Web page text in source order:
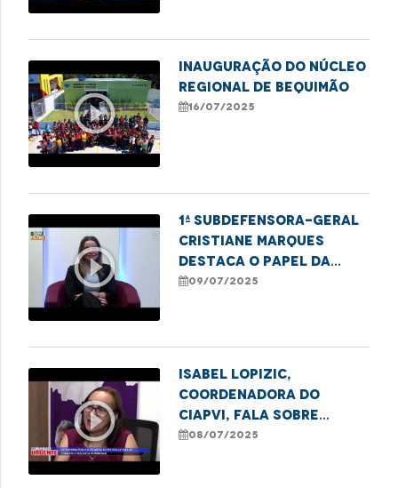
play_circle_outline
Inauguração do Núcleo
Regional de Bequimão
16/07/2025
play_circle_outline
1ª subdefensora-geral
Cristiane Marques
destaca o papel da
DPE/MA na proteção de
09/07/2025
play_circle_outline
Isabel Lopizic,
coordenadora do
CIAPVI, fala sobre
ações contra violência
08/07/2025